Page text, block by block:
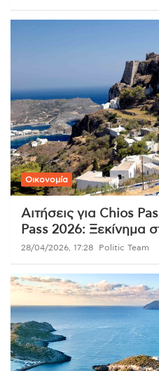
Οικονομία
Αιτήσεις για Chios
Pass 2026: Ξεκίνημα
28/04/2026, 17:28 Politic Team